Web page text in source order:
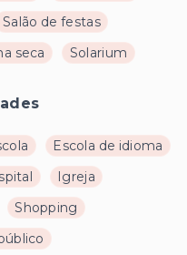
Salão de festas
seca Solarium
Escola de idioma
Igreja
Shopping